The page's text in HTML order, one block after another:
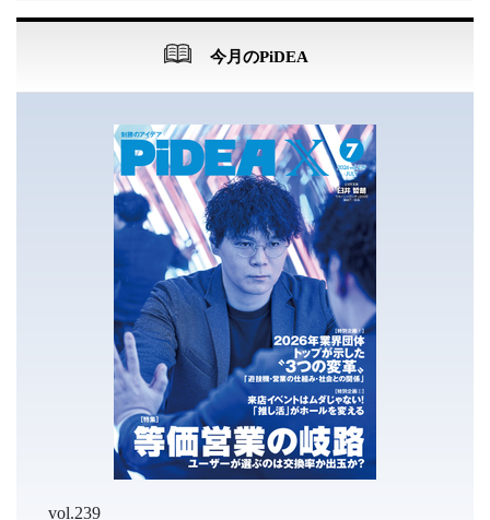
今月のPiDEA
vol.239